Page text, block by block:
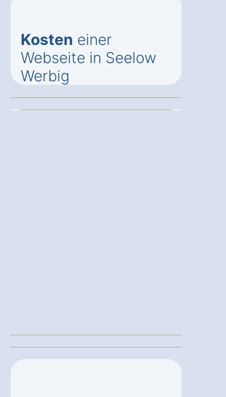
Kosten einer
Webseite in Seelow
Werbig